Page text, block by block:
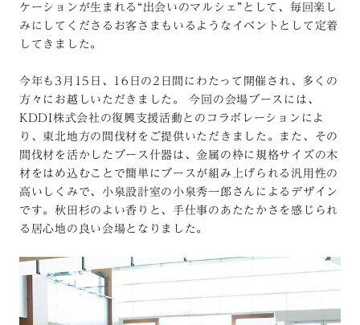
ケーションが生まれる“出会いのマルシェ”として、毎回楽し
みにしてくださるお客さまもいるようなイベントとして定着
してきました。
今年も3月15日、16日の2日間にわたって開催され、多くの
方々にお越しいただきました。 今回の会場ブースには、
KDDI株式会社の復興支援活動とのコラボレーションによ
り、東北地方の間伐材をご提供いただきました。また、その
間伐材を活かしたブース什器は、金属の枠に規格サイズの木
材をはめ込むことで簡単にブースが組み上げられる汎用性の
高いしくみで、小泉設計室の小泉秀一郎さんによるデザイン
です。秋田杉のよい香りと、手仕事のあたたかさを感じられ
る居心地の良い会場となりました。